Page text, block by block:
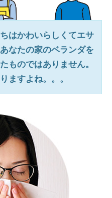
はかわいらしくてエサ
なたの家のベランダを
ものではありません。
ますよね。。。